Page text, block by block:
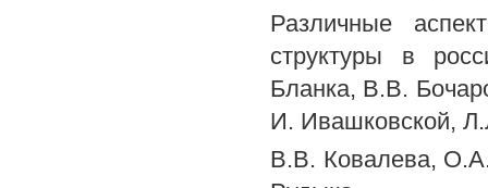
Различные
структуры в
Бланка, В.В.
И. Ивашковской,
B.В. Ковалева,